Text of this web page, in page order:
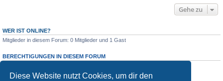
Diese Website nutzt Cookies, um dir den
Gehe zu
WER IST ONLINE?
Mitglieder in diesem Forum: 0 Mitglieder und 1 Gast
BERECHTIGUNGEN IN DIESEM FORUM
Du darfst keineAntworten zu Themen in diesem Forum erstellen.
Du darfst deine Beiträge in diesem Forumnichtändern.